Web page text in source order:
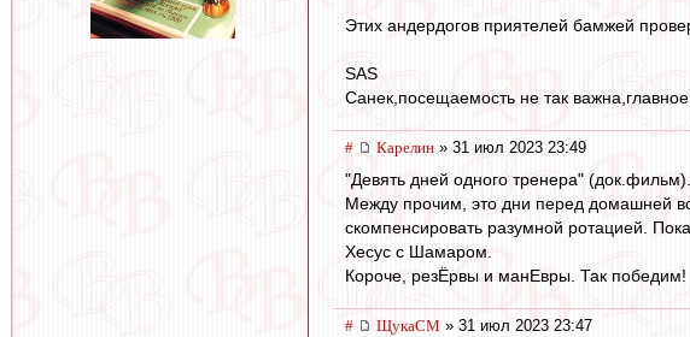
Этих андердогов приятелей бамжей
SAS
Санек,посещаемость не так
# Карелин » 31 июл 2023 23:49
"Девять дней одного тренера" (док.фильм).
Между прочим, это дни перед домашней
скомпенсировать разумной ротацией.
Хесус с Шамаром.
Короче, резЁрвы и манЕвры. Так победим!
# ЩукаСМ » 31 июл 2023 23:47